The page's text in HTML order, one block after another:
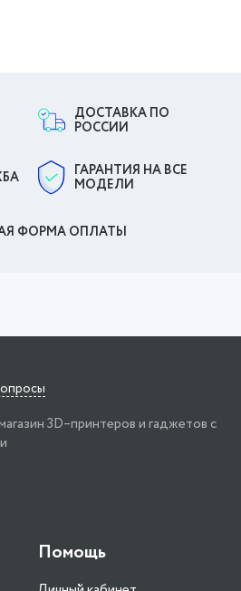
ДОСТАВКА ПО
РОССИИ
ГАРАНТИЯ НА ВСЕ
МОДЕЛИ
ФОРМА ОПЛАТЫ
3D–принтеров и гаджетов с
Помощь